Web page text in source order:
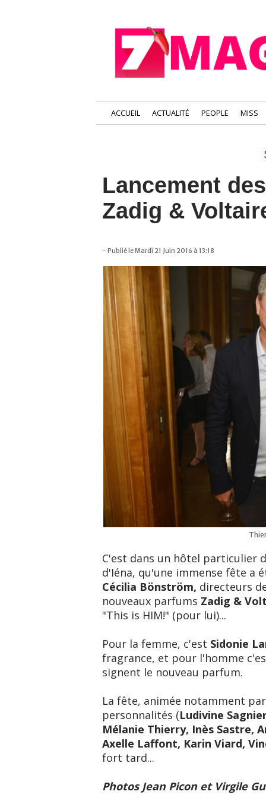
ACCUEIL ACTUALITÉ PEOPLE MISS
Lancement
Zadig &
- Publié le Mardi 21 Juin 2016 à 13:18
C'est dans un hôtel particulier
d'Iéna, qu'une immense fête a
Cécilia Bönström, directeurs
nouveaux parfums Zadig &
"This is HIM!" (pour lui)...
Pour la femme, c'est Sidonie
fragrance, et pour l'homme
signent le nouveau parfum.
La fête, animée notamment
personnalités (Ludivine
Mélanie Thierry, Inès Sastre,
Axelle Laffont, Karin Viard,
fort tard...
Photos Jean Picon et Virgile